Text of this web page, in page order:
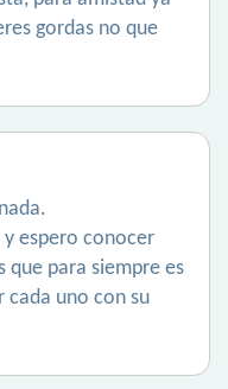
gordas no que
espero conocer
que para siempre es
cada uno con su